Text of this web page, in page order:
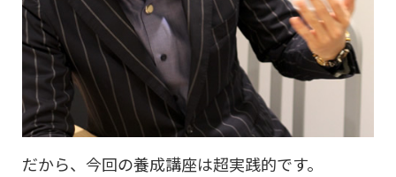
だから、今回の養成講座は超実践的です。